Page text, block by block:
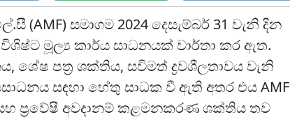
සමාගම 2024 දෙසැම්බර් 31 වැනි දින
මූල්‍ය කාර්ය සාධනයක් වාර්තා කර ඇත.
ශේෂ පත්‍ර ශක්තිය, සවිමත් ද්‍රවශීලතාවය වැනි
සඳහා හේතු සාධක වී ඇති අතර එය AMF
ප්‍රවේෂී අවදානම් කළමනකරණ ශක්තිය තව